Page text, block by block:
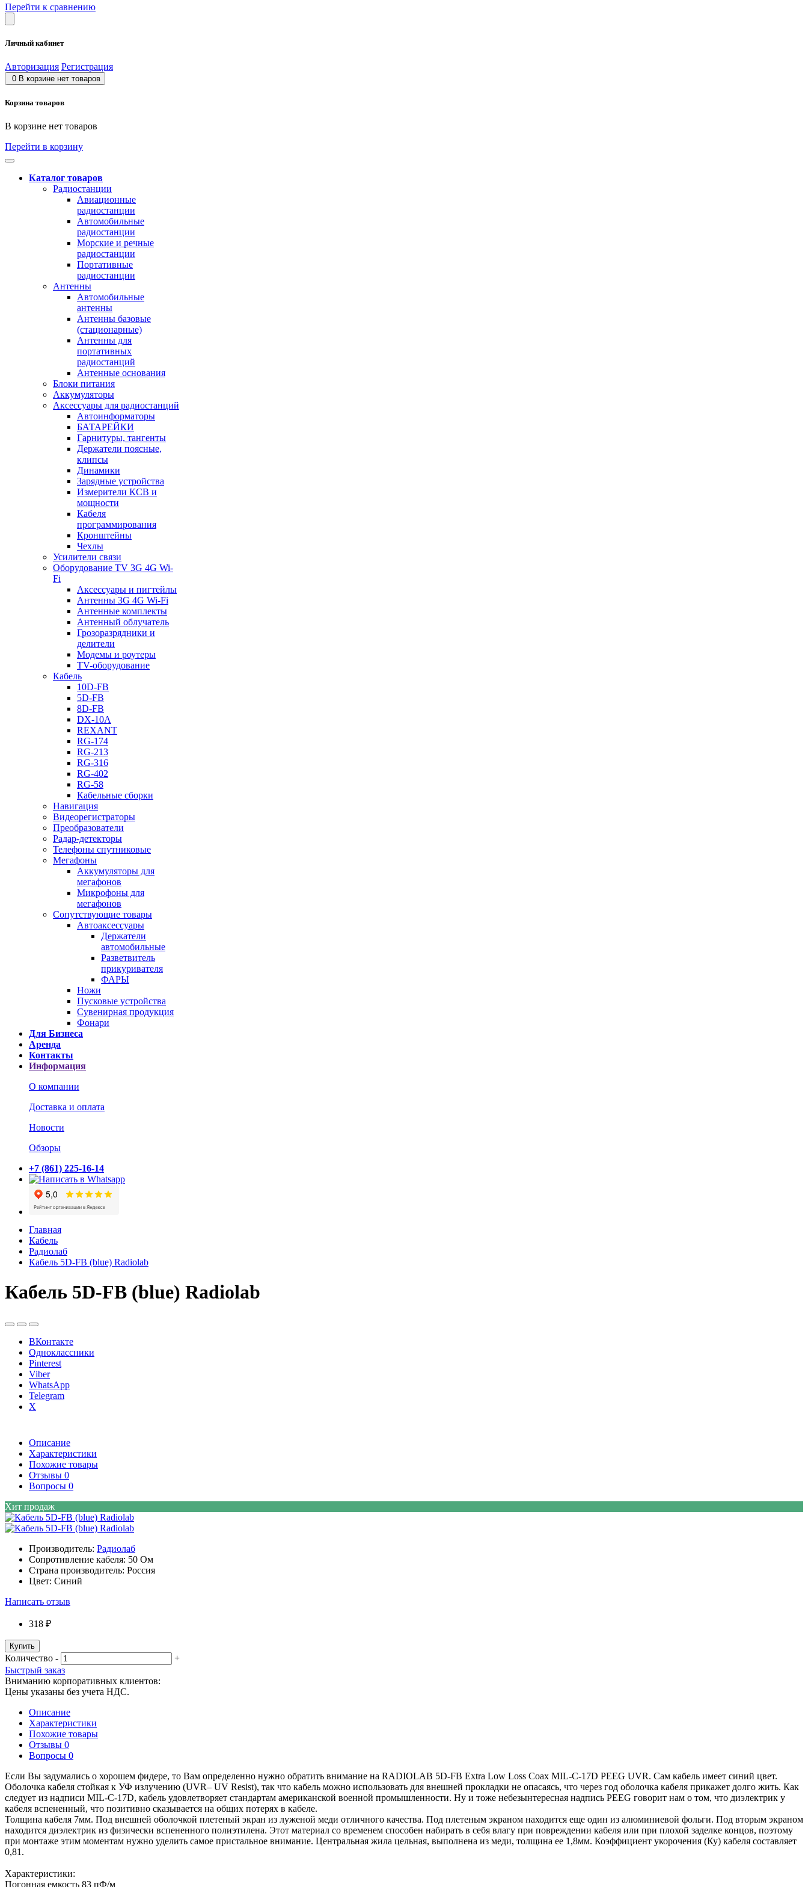
Перейти к сравнению
Личный кабинет
Авторизация Регистрация
0 В корзине нет товаров
Корзина товаров
В корзине нет товаров
Перейти в корзину
Каталог товаров
Радиостанции
Авиационные
радиостанции
Автомобильные
радиостанции
Морские и речные
радиостанции
Портативные
радиостанции
Антенны
Автомобильные
антенны
Антенны базовые
(стационарные)
Антенны для
портативных
радиостанций
Антенные основания
Блоки питания
Аккумуляторы
Аксессуары для радиостанций
Автоинформаторы
БАТАРЕЙКИ
Гарнитуры, тангенты
Держатели поясные,
клипсы
Динамики
Зарядные устройства
Измерители КСВ и
мощности
Кабеля
программирования
Кронштейны
Чехлы
Усилители связи
Оборудование TV 3G 4G Wi-
Fi
Аксессуары и пигтейлы
Антенны 3G 4G Wi-Fi
Антенные комплекты
Антенный облучатель
Грозоразрядники и
делители
Модемы и роутеры
TV-оборудование
Кабель
10D-FB
5D-FB
8D-FB
DX-10A
REXANT
RG-174
RG-213
RG-316
RG-402
RG-58
Кабельные сборки
Навигация
Видеорегистраторы
Преобразователи
Радар-детекторы
Телефоны спутниковые
Мегафоны
Аккумуляторы для
мегафонов
Микрофоны для
мегафонов
Сопутствующие товары
Автоаксессуары
Держатели
автомобильные
Разветвитель
прикуривателя
ФАРЫ
Ножи
Пусковые устройства
Сувенирная продукция
Фонари
Для Бизнеса
Аренда
Контакты
Информация
О компании
Доставка и оплата
Новости
Обзоры
+7 (861) 225-16-14
Главная
Кабель
Радиолаб
Кабель 5D-FB (blue) Radiolab
Кабель 5D-FB (blue) Radiolab
ВКонтакте
Одноклассники
Pinterest
Viber
WhatsApp
Telegram
X
Описание
Характеристики
Похожие товары
Отзывы 0
Вопросы 0
Хит продаж
Производитель: Радиолаб
Сопротивление кабеля: 50 Ом
Страна производитель: Россия
Цвет: Синий
Написать отзыв
318 ₽
Купить
Количество -
+
Быстрый заказ
Вниманию корпоративных клиентов:
Цены указаны без учета НДС.
Описание
Характеристики
Похожие товары
Отзывы 0
Вопросы 0
Если Вы задумались о хорошем фидере, то Вам определенно нужно обратить внимание на RADIOLAB 5D-FB Extra Low Loss Coax MIL-C-17D PEEG UVR. Сам кабель имеет синий цвет.
Оболочка кабеля стойкая к УФ излучению (UVR– UV Resist), так что кабель можно использовать для внешней прокладки не опасаясь, что через год оболочка кабеля прикажет долго жить. Как
следует из надписи MIL-C-17D, кабель удовлетворяет стандартам американской военной промышленности. Ну и тоже небезынтересная надпись PEEG говорит нам о том, что диэлектрик у
кабеля вспененный, что позитивно сказывается на общих потерях в кабеле.
Толщина кабеля 7мм. Под внешней оболочкой плетеный экран из луженой меди отличного качества. Под плетеным экраном находится еще один из алюминиевой фольги. Под вторым экраном
находится диэлектрик из физически вспененного полиэтилена. Этот материал со временем способен набирать в себя влагу при повреждении кабеля или при плохой заделке концов, поэтому
при монтаже этим моментам нужно уделить самое пристальное внимание. Центральная жила цельная, выполнена из меди, толщина ее 1,8мм. Коэффициент укорочения (Ку) кабеля составляет
0,81.
Характеристики:
Погонная емкость 83 пФ/м